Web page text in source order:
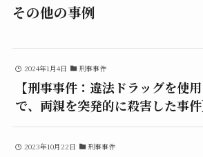
その他の事例
2024年1月4日 刑事事件
【刑事事件：違法ドラッグを使
で、両親を突発的に殺害した事件
2023年10月22日 刑事事件